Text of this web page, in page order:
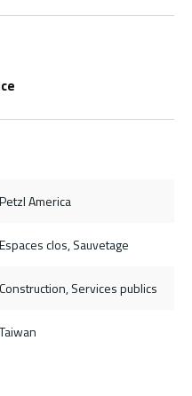
Petzl America
Espaces clos, Sauvetage
Construction, Services publics
Taiwan